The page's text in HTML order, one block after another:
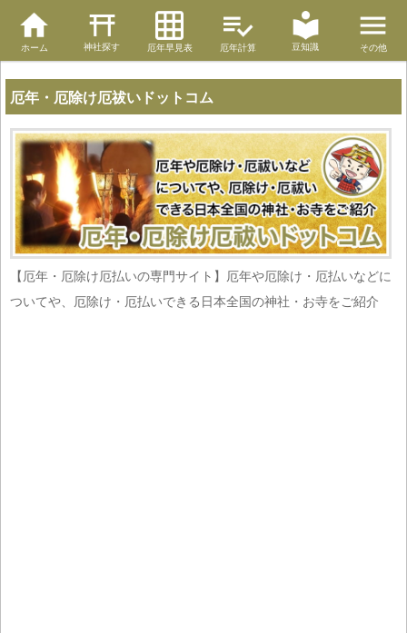
ホーム 神社探す 厄年早見表 厄年計算 豆知識 その他
厄年・厄除け厄祓いドットコム
【厄年・厄除け厄払いの専門サイト】厄年や厄除け・厄払いなどに
ついてや、厄除け・厄払いできる日本全国の神社・お寺をご紹介